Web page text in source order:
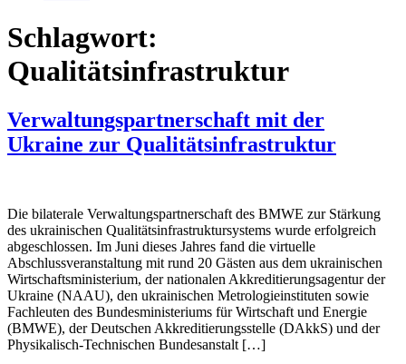
Schlagwort:
Qualitätsinfrastruktur
Verwaltungspartnerschaft mit der
Ukraine zur Qualitätsinfrastruktur
Die bilaterale Verwaltungspartnerschaft des BMWE zur Stärkung
des ukrainischen Qualitätsinfrastruktursystems wurde erfolgreich
abgeschlossen. Im Juni dieses Jahres fand die virtuelle
Abschlussveranstaltung mit rund 20 Gästen aus dem ukrainischen
Wirtschaftsministerium, der nationalen Akkreditierungsagentur der
Ukraine (NAAU), den ukrainischen Metrologieinstituten sowie
Fachleuten des Bundesministeriums für Wirtschaft und Energie
(BMWE), der Deutschen Akkreditierungsstelle (DAkkS) und der
Physikalisch-Technischen Bundesanstalt […]